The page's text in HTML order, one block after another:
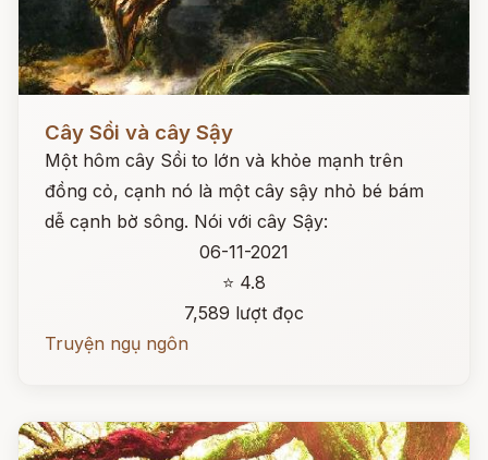
Cây Sồi và cây Sậy
Một hôm cây Sồi to lớn và khỏe mạnh trên
đồng cỏ, cạnh nó là một cây sậy nhỏ bé bám
dễ cạnh bờ sông. Nói với cây Sậy:
06-11-2021
⭐ 4.8
7,589 lượt đọc
Truyện ngụ ngôn